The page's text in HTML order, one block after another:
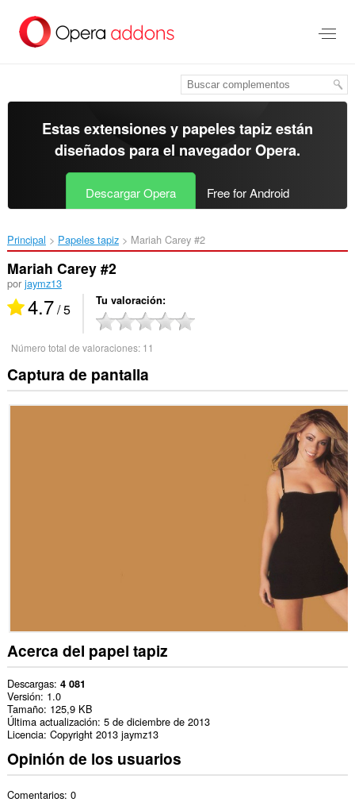
contenido
Estas extensiones y papeles tapiz están
diseñados para el navegador Opera.
Descargar Opera Free for Android
Principal Papeles tapiz Mariah Carey #2‎
Mariah Carey #2
por jaymz13
4.7/ 5 Tu valoración
Número total de valoraciones: 11
Captura de pantalla
Acerca del papel tapiz
Descargas 4 081
Versión 1.0
Tamaño 125,9 KB
Última actualización 5 de diciembre de 2013
Licencia Copyright 2013 jaymz13
Opinión de los usuarios
Comentarios: 0